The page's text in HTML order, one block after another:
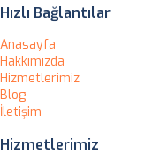
Hızlı Bağlantılar
Anasayfa
Hakkımızda
Hizmetlerimiz
Blog
İletişim
Hizmetlerimiz